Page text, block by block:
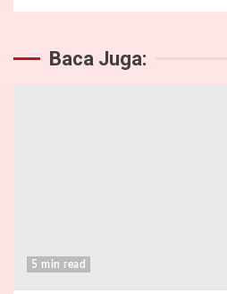
Baca Juga:
5 min read